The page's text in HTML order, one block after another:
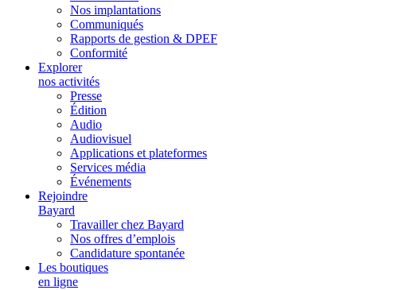
Nos implantations
Communiqués
Rapports de gestion & DPEF
Conformité
Explorer
nos activités
Presse
Édition
Audio
Audiovisuel
Applications et plateformes
Services média
Événements
Rejoindre
Bayard
Travailler chez Bayard
Nos offres d’emplois
Candidature spontanée
Les boutiques
en ligne